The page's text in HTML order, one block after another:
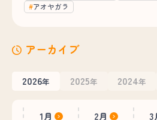
アオヤガラ
アーカイブ
2026年 2025年 2024年
1月 2月 3